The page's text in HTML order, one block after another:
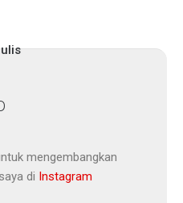
mengembangkan
di Instagram